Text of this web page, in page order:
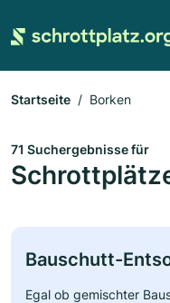
Startseite Borken
71 Suchergebnisse für
Bauschutt-
Egal ob gemischter